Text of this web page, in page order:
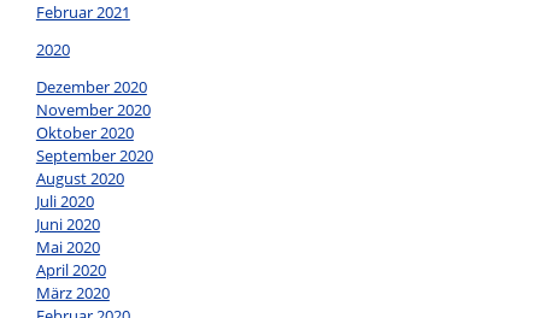
Februar 2021
2020
Dezember 2020
November 2020
Oktober 2020
September 2020
August 2020
Juli 2020
Juni 2020
Mai 2020
April 2020
März 2020